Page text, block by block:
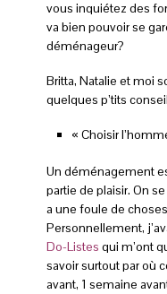
vous inquiétez des
va bien pouvoir se
déménageur?
Britta, Natalie et moi
quelques p’tits
« Choisir
Un déménagement
partie de plaisir. On
a une foule de
Personnellement,
Do-Listes qui m’ont
savoir surtout par où
avant, 1 semaine